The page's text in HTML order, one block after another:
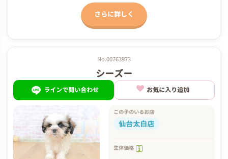
さらに詳しく
No.00763973
シーズー
ラインで問い合わせ お気に入り追加
この子のいるお店
仙台太白店
生体価格